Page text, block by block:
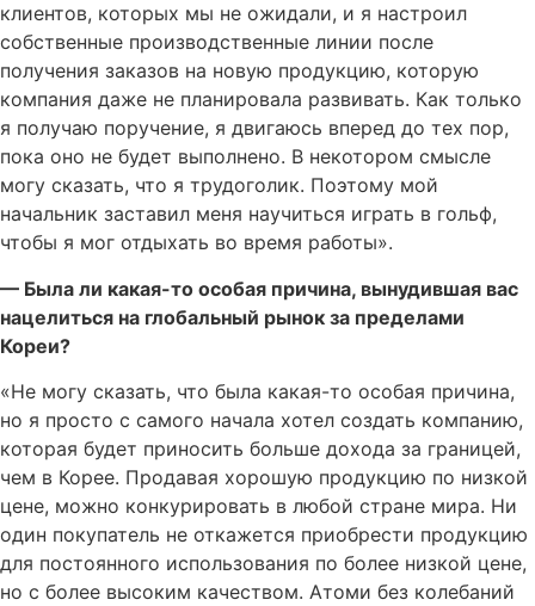
клиентов, которых мы не ожидали, и я настроил
собственные производственные линии после
получения заказов на новую продукцию, которую
компания даже не планировала развивать. Как только
я получаю поручение, я двигаюсь вперед до тех пор,
пока оно не будет выполнено. В некотором смысле
могу сказать, что я трудоголик. Поэтому мой
начальник заставил меня научиться играть в гольф,
чтобы я мог отдыхать во время работы».
— Была ли какая-то особая причина, вынудившая вас
нацелиться на глобальный рынок за пределами
Кореи?
«Не могу сказать, что была какая-то особая причина,
но я просто с самого начала хотел создать компанию,
которая будет приносить больше дохода за границей,
чем в Корее. Продавая хорошую продукцию по низкой
цене, можно конкурировать в любой стране мира. Ни
один покупатель не откажется приобрести продукцию
для постоянного использования по более низкой цене,
но с более высоким качеством. Атоми без колебаний